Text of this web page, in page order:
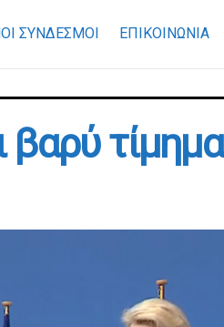
ΣΎΝΔΕΣΜΟΙ ΕΠΙΚΟΙΝΩΝΊΑ
τίμημα